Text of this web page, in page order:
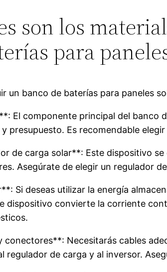
son los
para
un banco de baterías para paneles
El componente principal del banco
presupuesto. Es recomendable
de carga solar**: Este dispositivo
Asegúrate de elegir un regulador
Si deseas utilizar la energía
dispositivo convierte la corriente
conectores**: Necesitarás cables
regulador de carga y al inversor.